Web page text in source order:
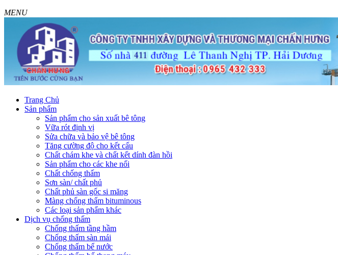
MENU
Trang Chủ
Sản phẩm
Sản phẩm cho sản xuất bê tông
Vữa rót định vị
Sửa chữa và bảo vệ bê tông
Tăng cường độ cho kết cấu
Chất chám khe và chất kết dính đàn hồi
Sản phẩm cho các khe nối
Chất chống thấm
Sơn sàn/ chất phủ
Chất phủ sàn gốc si măng
Màng chống thấm bituminous
Các loại sản phẩm khác
Dịch vụ chống thấm
Chống thấm tầng hầm
Chống thấm sàn mái
Chống thấm bể nước